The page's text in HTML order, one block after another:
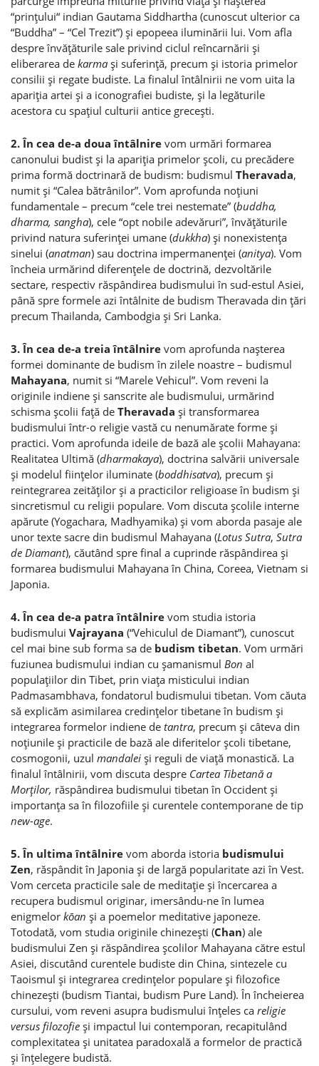
“prinţului“ indian Gautama Siddhartha (cunoscut ulterior ca
“Buddha” – “Cel Trezit”) şi epopeea iluminării lui. Vom afla
despre învăţăturile sale privind ciclul reîncarnării şi
eliberarea de karma şi suferinţă, precum şi istoria primelor
consilii şi regate budiste. La finalul întâlnirii ne vom uita la
apariţia artei şi a iconografiei budiste, şi la legăturile
acestora cu spaţiul culturii antice greceşti.
2. În cea de-a doua întâlnire vom urmări formarea
canonului budist şi la apariţia primelor şcoli, cu precădere
prima formă doctrinară de budism: budismul Theravada,
numit şi “Calea bătrânilor”. Vom aprofunda noţiuni
fundamentale – precum “cele trei nestemate” (buddha,
dharma, sangha), cele “opt nobile adevăruri”, învăţăturile
privind natura suferinţei umane (dukkha) şi nonexistenţa
sinelui (anatman) sau doctrina impermanenţei (anitya). Vom
încheia urmărind diferenţele de doctrină, dezvoltările
sectare, respectiv răspândirea budismului în sud-estul Asiei,
până spre formele azi întâlnite de budism Theravada din ţări
precum Thailanda, Cambodgia şi Sri Lanka.
3. În cea de-a treia întâlnire vom aprofunda naşterea
formei dominante de budism în zilele noastre – budismul
Mahayana, numit si “Marele Vehicul”. Vom reveni la
originile indiene şi sanscrite ale budismului, urmărind
schisma şcolii faţă de Theravada şi transformarea
budismului într-o religie vastă cu nenumărate forme şi
practici. Vom aprofunda ideile de bază ale şcolii Mahayana:
Realitatea Ultimă (dharmakaya), doctrina salvării universale
şi modelul fiinţelor iluminate (boddhisatva), precum şi
reintegrarea zeităţilor şi a practicilor religioase în budism şi
sincretismul cu religii populare. Vom discuta şcolile interne
apărute (Yogachara, Madhyamika) şi vom aborda pasaje ale
unor texte sacre din budismul Mahayana (Lotus Sutra, Sutra
de Diamant), căutând spre final a cuprinde răspândirea şi
formarea budismului Mahayana în China, Coreea, Vietnam si
Japonia.
4. În cea de-a patra întâlnire vom studia istoria
budismului Vajrayana (“Vehiculul de Diamant”), cunoscut
cel mai bine sub forma sa de budism tibetan. Vom urmări
fuziunea budismului indian cu şamanismul Bon al
populaţiilor din Tibet, prin viaţa misticului indian
Padmasambhava, fondatorul budismului tibetan. Vom căuta
să explicăm asimilarea credinţelor tibetane în budism şi
integrarea formelor indiene de tantra, precum şi câteva din
noţiunile şi practicile de bază ale diferitelor şcoli tibetane,
cosmogonii, uzul mandalei şi reguli de viaţă monastică. La
finalul întâlnirii, vom discuta despre Cartea Tibetană a
Morţilor, răspândirea budismului tibetan în Occident şi
importanţa sa în filozofiile şi curentele contemporane de tip
new-age.
5. În ultima întâlnire vom aborda istoria budismului
Zen, răspândit în Japonia şi de largă popularitate azi în Vest.
Vom cerceta practicile sale de meditaţie şi încercarea a
recupera budismul originar, imersându-ne în lumea
enigmelor kōan şi a poemelor meditative japoneze.
Totodată, vom studia originile chinezeşti (Chan) ale
budismului Zen şi răspândirea şcolilor Mahayana către estul
Asiei, discutând curentele budiste din China, sintezele cu
Taoismul şi integrarea credinţelor populare şi filozofice
chinezeşti (budism Tiantai, budism Pure Land). În încheierea
cursului, vom reveni asupra budismului înţeles ca religie
versus filozofie şi impactul lui contemporan, recapitulând
complexitatea şi unitatea paradoxală a formelor de practică
şi înţelegere budistă.